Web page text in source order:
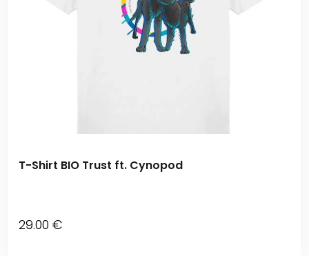
T-Shirt BIO Trust ft. Cynopod
29.00 €